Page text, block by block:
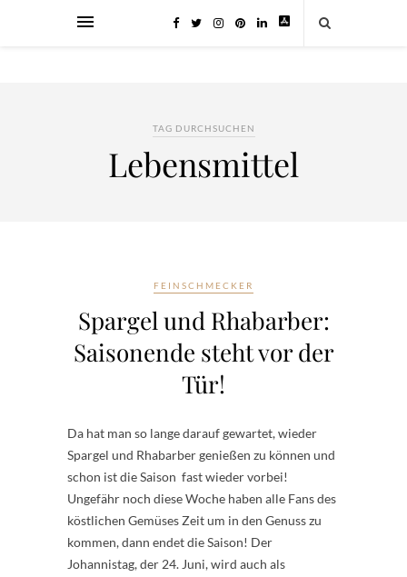
TAG DURCHSUCHEN
Lebensmittel
FEINSCHMECKER
Spargel und Rhabarber:
Saisonende steht vor der
Tür!
Da hat man so lange darauf gewartet, wieder
Spargel und Rhabarber genießen zu können und
schon ist die Saison fast wieder vorbei!
Ungefähr noch diese Woche haben alle Fans des
köstlichen Gemüses Zeit um in den Genuss zu
kommen, dann endet die Saison! Der
Johannistag, der 24. Juni, wird auch als